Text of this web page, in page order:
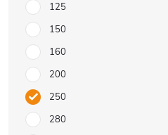
125
150
160
200
250
280